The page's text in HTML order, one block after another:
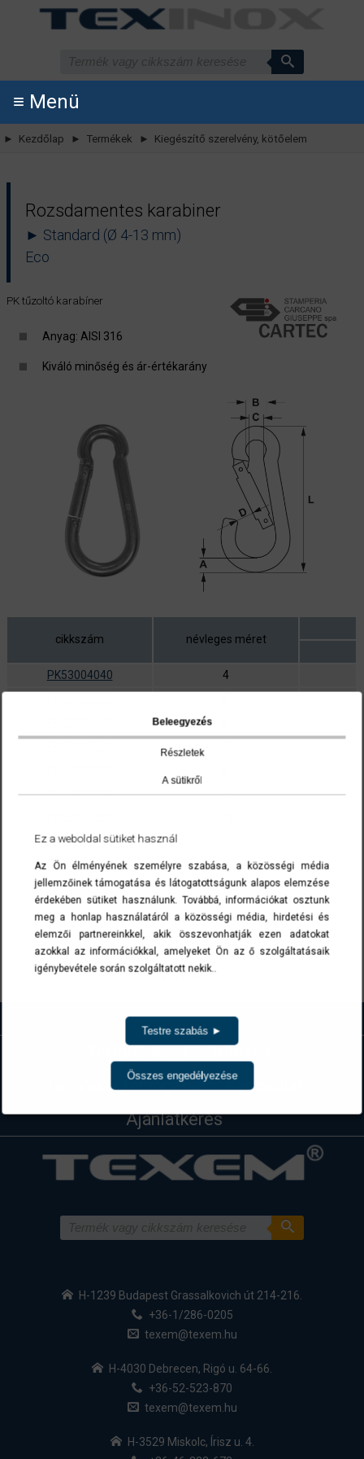
≡ Menü
► Kezdőlap ► Termékek ► Kiegészítő szerelvény, kötőelem
Rozsdamentes karabiner
► Standard (Ø 4-13 mm)
Eco
PK tűzoltó karabíner
Anyag: AISI 316
Kiváló minőség és ár-értékarány
cikkszám
névleges méret
PK53004040
4
PK53009090
9
PK53011120
PK53012140
12
PK53013160
13
A cikkszámokra kattintva a termék(ek) az ajánlatkérés menüben
Vissza
Termékek
Kivitelezés
Technikai támogatás
Kapcsolat
Ajánlatkérés
H-1239 Budapest Grassalkovich út 214-216.
+36-1/286-0205
texem@texem.hu
H-4030 Debrecen, Rigó u. 64-66.
+36-52-523-870
texem@texem.hu
H-3529 Miskolc, Írisz u. 4.
Beleegyezés
Részletek
A sütikről
Ez a weboldal sütiket használ
Az Ön élményének személyre szabása, a közösségi média
jellemzőinek támogatása és látogatottságunk alapos elemzése
érdekében sütiket használunk. Továbbá, információkat osztunk
meg a honlap használatáról a közösségi média, hirdetési és
elemzői partnereinkkel, akik összevonhatják ezen adatokat
azokkal az információkkal, amelyeket Ön az ő szolgáltatásaik
igénybevétele során szolgáltatott nekik..
Testre szabás ►
Összes engedélyezése